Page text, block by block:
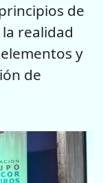
de
realidad
y
de